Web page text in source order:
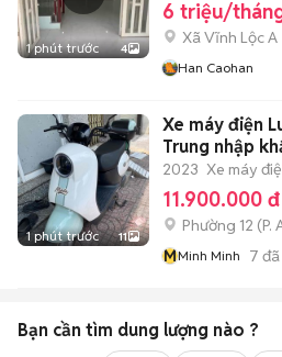
1 phút trước 4
6 triệu/
Xã Vĩnh Lộc A
Han Caohan
1 phút trước 11
Xe máy điện
Trung nhập
2023 Xe máy
11.900.000 đ
Phường 12 (P.
MMinh Minh 7
Bạn cần tìm dung lượng nào ?